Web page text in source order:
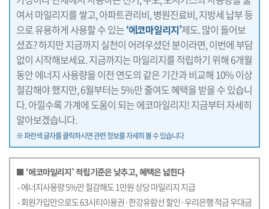
여서 마일리지를 쌓고, 아파트관리비, 병원진료비, 지방세 납부 등
으로 유용하게 사용할 수 있는‘에코마일리지’제도. 많이 들어보
셨죠? 하지만 지금까지 실천이 어려우셨던 분이라면, 이번에 부담
없이 시작해보세요. 지금까지는 마일리지를 적립하기 위해 6개월
동안 에너지 사용량을 이전 연도의 같은 기간과 비교해 10% 이상
절감해야 했지만, 6월부터는 5%만 줄여도 혜택을 받을 수 있습니
다. 아낄수록 가계에 도움이 되는 에코마일리지! 지금부터 자세히
알아보겠습니다.
※ 파란색 글자를 클릭하시면 관련 정보를 자세히 볼 수 있습니다
■ ‘에코마일리지’ 적립기준은 낮추고, 혜택은 넓힌다
- 에너지사용량 5%만 절감해도 1만원 상당 마일리지 지급
- 회원가입만으로도 63시티이용권·한강유람선 할인·우리은행 적금 우대금